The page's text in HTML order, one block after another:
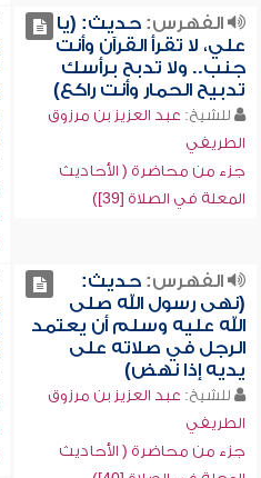
الفهرس:حديث: (يا
علي، لا تقرأ القرآن وأنت
جنب.. ولا تدبح برأسك
تدبيح الحمار وأنت راكع)
للشيخ: عبد العزيز بن مرزوق
الطريفي
جزء من محاضرة ( الأحاديث
المعلة في الصلاة [39])
الفهرس:حديث:
(نهى رسول الله صلى
الله عليه وسلم أن يعتمد
الرجل في صلاته على
يديه إذا نهض)
للشيخ: عبد العزيز بن مرزوق
الطريفي
جزء من محاضرة ( الأحاديث